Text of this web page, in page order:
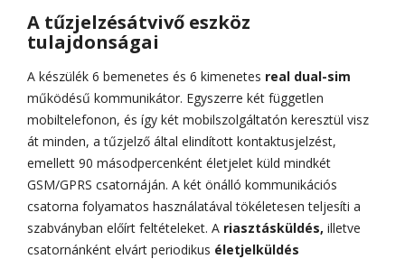
A tűzjelzésátvivő eszköz
tulajdonságai
A készülék 6 bemenetes és 6 kimenetes real dual-sim
működésű kommunikátor. Egyszerre két független
mobiltelefonon, és így két mobilszolgáltatón keresztül visz
át minden, a tűzjelző által elindított kontaktusjelzést,
emellett 90 másodpercenként életjelet küld mindkét
GSM/GPRS csatornáján. A két önálló kommunikációs
csatorna folyamatos használatával tökéletesen teljesíti a
szabványban előírt feltételeket. A riasztásküldés, illetve
csatornánként elvárt periodikus életjelküldés